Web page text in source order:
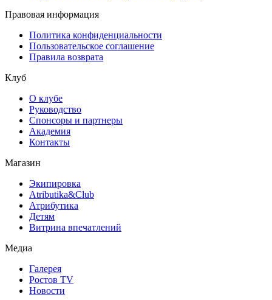
Правовая информация
Политика конфиденциальности
Пользовательское соглашение
Правила возврата
Клуб
О клубе
Руководство
Спонсоры и партнеры
Академия
Контакты
Магазин
Экипировка
Atributika&Club
Атрибутика
Детям
Витрина впечатлений
Медиа
Галерея
Ростов TV
Новости